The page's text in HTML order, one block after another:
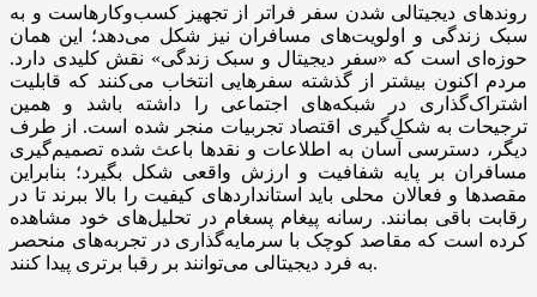
روندهای دیجیتالی شدن سفر فراتر از تجهیز کسب‌وکارهاست و به
سبک زندگی و اولویت‌های مسافران نیز شکل می‌دهد؛ این همان
حوزه‌ای است که «سفر دیجیتال و سبک زندگی» نقش کلیدی دارد.
مردم اکنون بیشتر از گذشته سفرهایی انتخاب می‌کنند که قابلیت
اشتراک‌گذاری در شبکه‌های اجتماعی را داشته باشد و همین
ترجیحات به شکل‌گیری اقتصاد تجربیات منجر شده است. از طرف
دیگر، دسترسی آسان به اطلاعات و نقدها باعث شده تصمیم‌گیری
مسافران بر پایه شفافیت و ارزش واقعی شکل بگیرد؛ بنابراین
مقصدها و فعالان محلی باید استانداردهای کیفیت را بالا ببرند تا در
رقابت باقی بمانند. رسانه پیغام پسغام در تحلیل‌های خود مشاهده
کرده است که مقاصد کوچک با سرمایه‌گذاری در تجربه‌های منحصر
به فرد دیجیتالی می‌توانند بر رقبا برتری پیدا کنند.